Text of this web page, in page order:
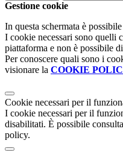
Gestione cookie
In questa schermata è
I cookie necessari sono quelli
piattaforma e non è possibile
Per conoscere quali sono i
visionare la COOKIE
Cookie necessari per il
I cookie necessari per il
disabilitati. È possibile
policy.